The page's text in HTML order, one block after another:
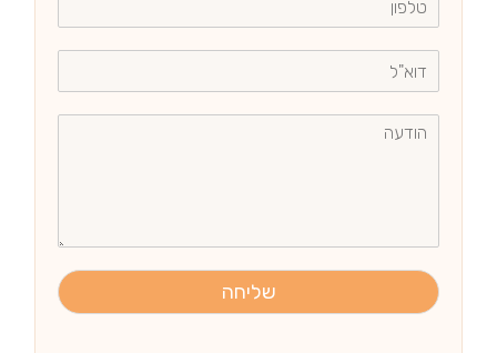
שליחה